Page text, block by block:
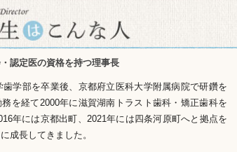
認定医の資格を持つ理事長
歯学部を卒業後、京都府立医科大学附属病院で研鑽を
を経て2000年に滋賀湖南トラスト歯科・矯正歯科を
年には京都出町、2021年には四条河原町へと拠点を
成長してきました。